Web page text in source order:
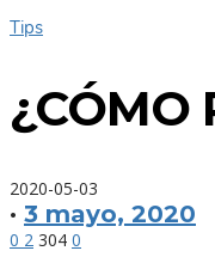
Tips
¿CÓMO
2020-05-03
· 3 mayo, 2020
0 2 304 0